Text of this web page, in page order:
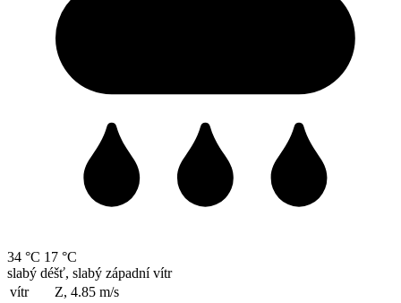
34 °C 17 °C
slabý déšť, slabý západní vítr
vítr
Z, 4.85 m/s